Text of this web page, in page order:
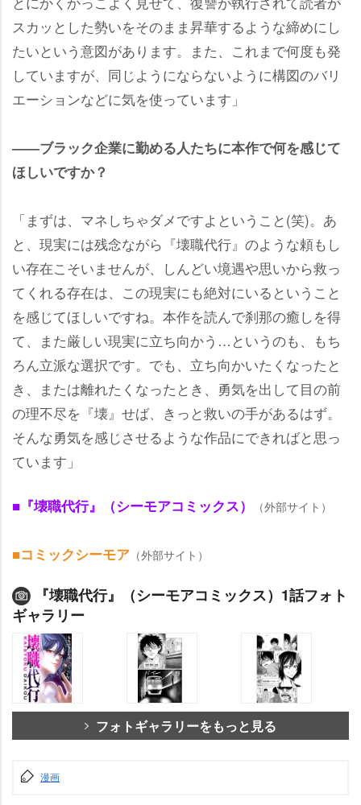
スカッとした勢いをそのまま昇華するような締めにし
たいという意図があります。また、これまで何度も発
していますが、同じようにならないように構図のバリ
エーションなどに気を使っています」
――ブラック企業に勤める人たちに本作で何を感じて
ほしいですか？
「まずは、マネしちゃダメですよということ(笑)。あ
と、現実には残念ながら『壊職代行』のような頼もし
い存在こそいませんが、しんどい境遇や思いから救っ
てくれる存在は、この現実にも絶対にいるということ
を感じてほしいですね。本作を読んで刹那の癒しを得
て、また厳しい現実に立ち向かう…というのも、もち
ろん立派な選択です。でも、立ち向かいたくなったと
き、または離れたくなったとき、勇気を出して目の前
の理不尽を『壊』せば、きっと救いの手があるはず。
そんな勇気を感じさせるような作品にできればと思っ
ています」
■『壊職代行』（シーモアコミックス） （外部サイト）
■コミックシーモア （外部サイト）
『壊職代行』（シーモアコミックス）1話フォト
ギャラリー
フォトギャラリーをもっと見る
漫画